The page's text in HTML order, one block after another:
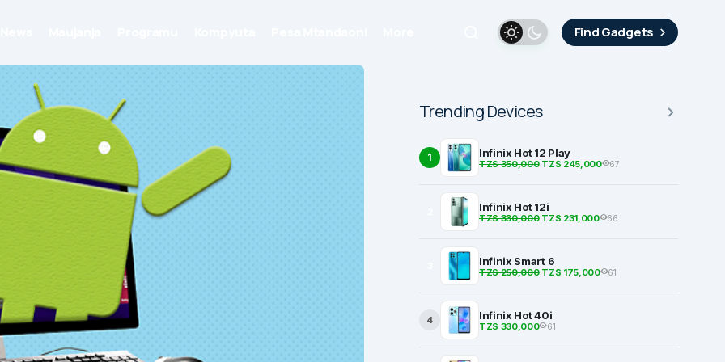
Find Gadgets
Trending Devices
1 Infinix Hot 12 Play
TZS 350,000TZS 245,000 67
Infinix Hot 12i
TZS 330,000TZS 231,000 66
Infinix Smart 6
TZS 250,000TZS 175,000 61
4 Infinix Hot 40i
TZS 330,000 61